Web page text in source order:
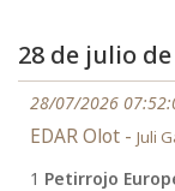
28 de julio de
28/07/2026
EDAR Olot - Juli
1 Petirrojo